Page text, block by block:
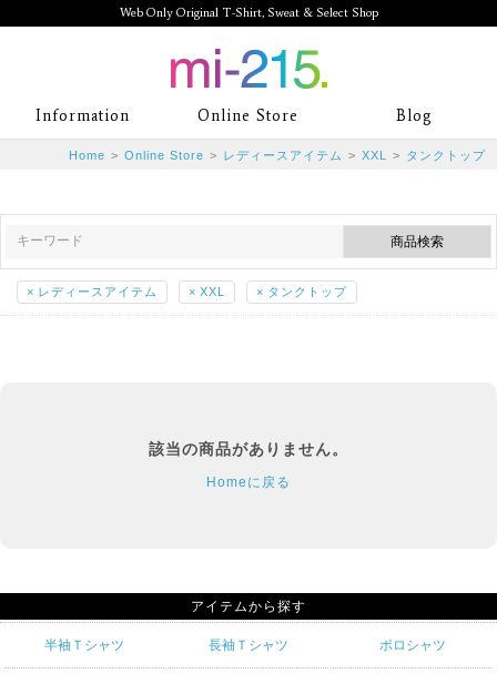
Web Only Original T-Shirt, Sweat & Select Shop
mi-215. Web Only Original T-Shirt,
Sweat & Select Shop mi-215. Tシャ
ランド専門通販
Information Online Store Blog
Home > Online Store > レディースアイテム > XXL > タンクトップ
× レディースアイテム × XXL × タンクトップ
該当の商品がありません。
Homeに戻る
アイテムから探す
半袖Ｔシャツ 長袖Ｔシャツ ポロシャツ